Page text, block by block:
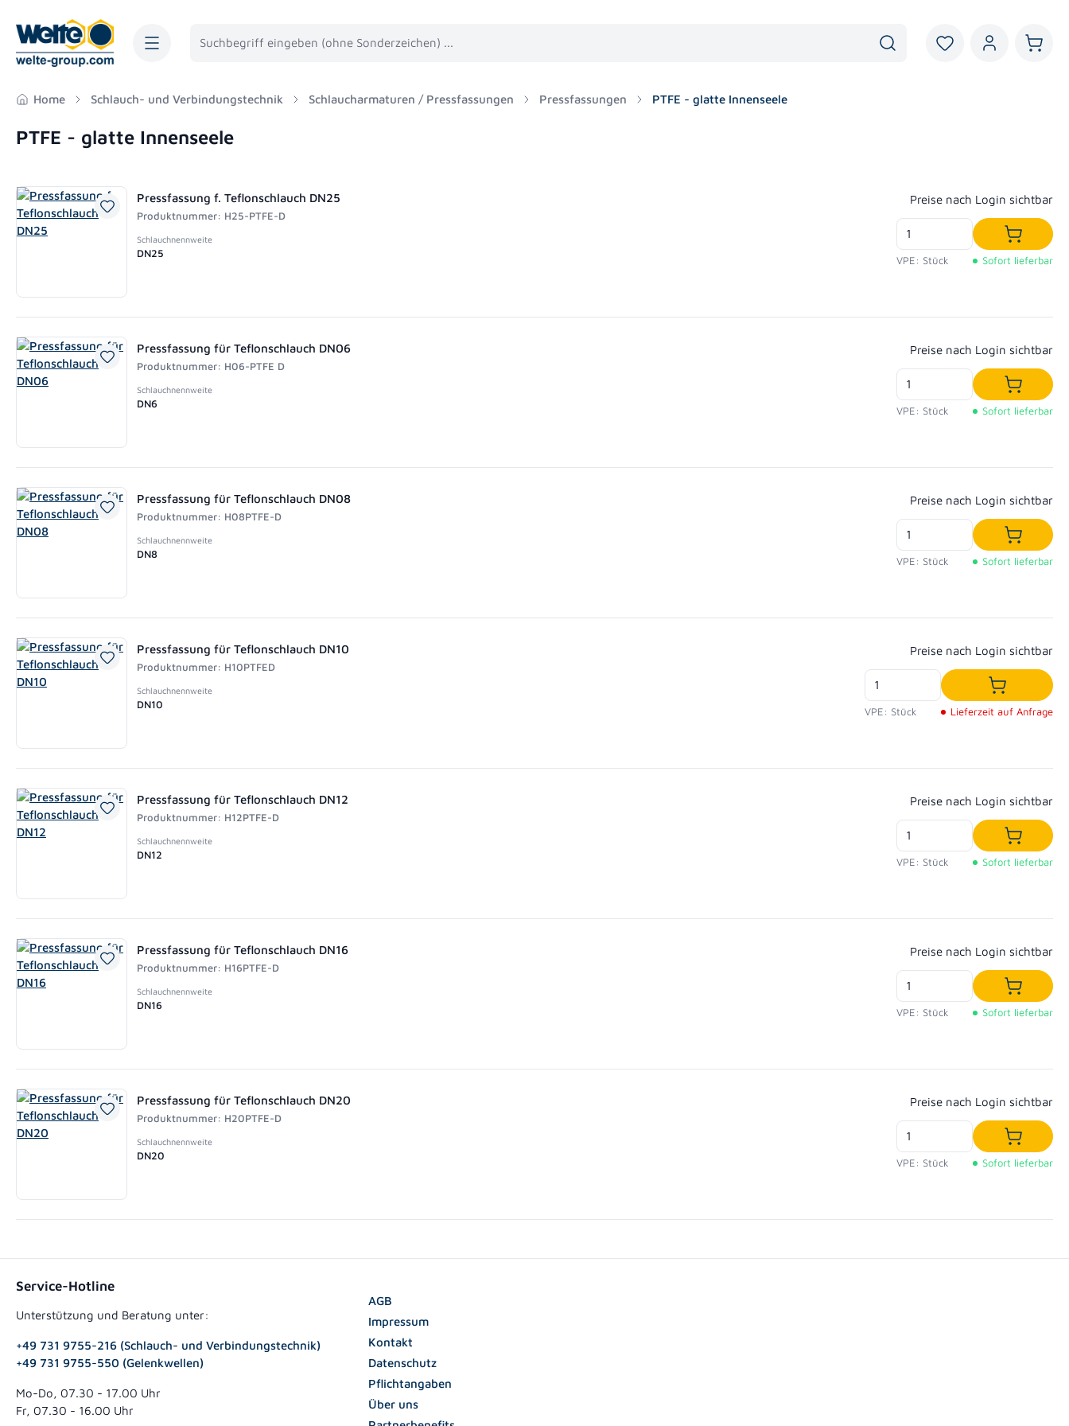
Zur Hauptnavigation springen
Du hast 0 Produkte
Home Schlauch- und Verbindungstechnik Schlaucharmaturen / Pressfassungen Pressfassungen PTFE - glatte Innenseele
PTFE - glatte Innenseele
Pressfassung f. Teflonschlauch DN25
Produktnummer: H25-PTFE-D
Schlauchnennweite
DN25
Regulärer Preis:
Preise nach Login sichtbar
VPE: Stück
In den
Sofort lieferbar
Pressfassung für Teflonschlauch DN06
Produktnummer: H06-PTFE D
Schlauchnennweite
DN6
Regulärer Preis:
Preise nach Login sichtbar
VPE: Stück
In den
Sofort lieferbar
Pressfassung für Teflonschlauch DN08
Produktnummer: H08PTFE-D
Schlauchnennweite
DN8
Regulärer Preis:
Preise nach Login sichtbar
VPE: Stück
In den
Sofort lieferbar
Pressfassung für Teflonschlauch DN10
Produktnummer: H10PTFED
Schlauchnennweite
DN10
Regulärer Preis:
Preise nach Login sichtbar
VPE: Stück
In den
Lieferzeit auf Anfrage
Pressfassung für Teflonschlauch DN12
Produktnummer: H12PTFE-D
Schlauchnennweite
DN12
Regulärer Preis:
Preise nach Login sichtbar
VPE: Stück
In den
Sofort lieferbar
Pressfassung für Teflonschlauch DN16
Produktnummer: H16PTFE-D
Schlauchnennweite
DN16
Regulärer Preis:
Preise nach Login sichtbar
VPE: Stück
In den
Sofort lieferbar
Pressfassung für Teflonschlauch DN20
Produktnummer: H20PTFE-D
Schlauchnennweite
DN20
Regulärer Preis:
Preise nach Login sichtbar
VPE: Stück
In den
Sofort lieferbar
Service-Hotline
Unterstützung und Beratung unter:
+49 731 9755-216 (Schlauch- und Verbindungstechnik)
+49 731 9755-550 (Gelenkwellen)
Mo-Do, 07.30 - 17.00 Uhr
Fr, 07.30 - 16.00 Uhr
AGB
Impressum
Kontakt
Datenschutz
Pflichtangaben
Über uns